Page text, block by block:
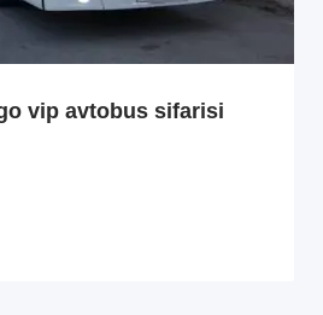
vip avtobus sifarisi